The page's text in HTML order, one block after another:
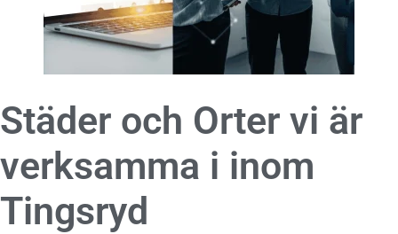
Städer och Orter vi är
verksamma i inom
Tingsryd